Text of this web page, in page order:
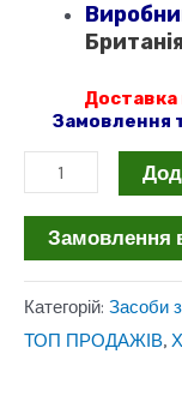
Замовлення
Димова
Актеллік
(Actellic)
90
г
Замовлення
Категорій: Засоби
ТОП ПРОДАЖІВ,